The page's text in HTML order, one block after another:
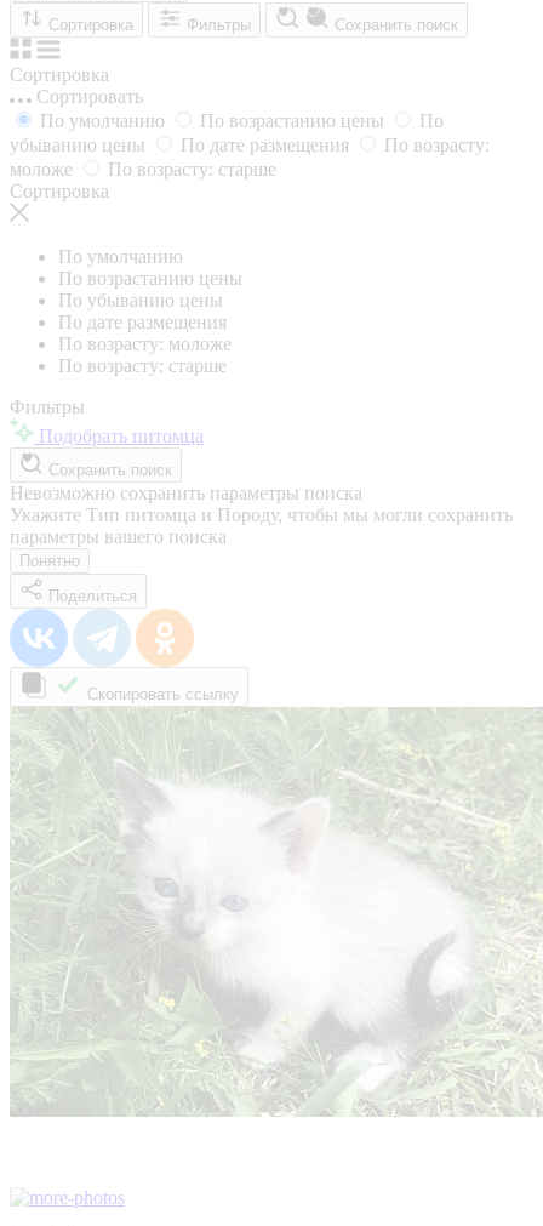
Сортировка
Фильтры Сохранить поиск
Сортировка
Сортировать
По умолчанию
По возрастанию цены
По
убыванию цены
По дате размещения
По возрасту:
моложе
По возрасту: старше
Сортировка
По умолчанию
По возрастанию цены
По убыванию цены
По дате размещения
По возрасту: моложе
По возрасту: старше
Фильтры
Подобрать питомца
Сохранить поиск
Невозможно сохранить параметры поиска
Укажите Тип питомца и Породу, чтобы мы могли сохранить
параметры вашего поиска
Понятно
Поделиться
Скопировать ссылку